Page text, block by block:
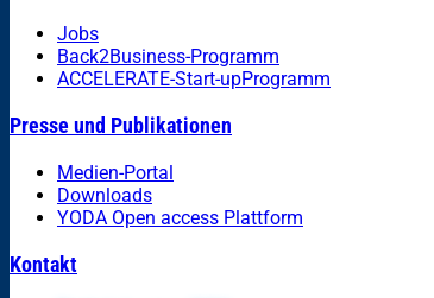
Jobs
Back2Business-Programm
ACCELERATE-Start-upProgramm
Presse und Publikationen
Medien-Portal
Downloads
YODA Open access Plattform
Kontakt